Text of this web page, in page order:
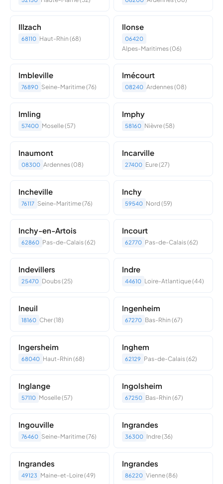
Illzach
68110 Haut-Rhin (68)
Ilonse
06420
Alpes-Maritimes (06)
Imbleville
76890 Seine-Maritime (76)
Imécourt
08240 Ardennes (08)
Imling
57400 Moselle (57)
Imphy
58160 Nièvre (58)
Inaumont
08300 Ardennes (08)
Incarville
27400 Eure (27)
Incheville
76117 Seine-Maritime (76)
Inchy
59540 Nord (59)
Inchy-en-Artois
62860 Pas-de-Calais (62)
Incourt
62770 Pas-de-Calais (62)
Indevillers
25470 Doubs (25)
Indre
44610 Loire-Atlantique (44)
Ineuil
18160 Cher (18)
Ingenheim
67270 Bas-Rhin (67)
Ingersheim
68040 Haut-Rhin (68)
Inghem
62129 Pas-de-Calais (62)
Inglange
57110 Moselle (57)
Ingolsheim
67250 Bas-Rhin (67)
Ingouville
76460 Seine-Maritime (76)
Ingrandes
36300 Indre (36)
Ingrandes
49123 Maine-et-Loire (49)
Ingrandes
86220 Vienne (86)